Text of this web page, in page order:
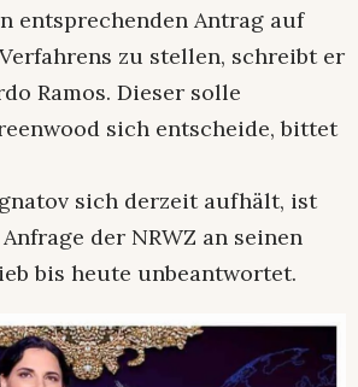
entsprechenden Antrag auf
zu stellen, schreibt er
Ramos. Dieser solle
sich entscheide, bittet
sich derzeit aufhält, ist
der NRWZ an seinen
bis heute unbeantwortet.